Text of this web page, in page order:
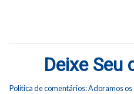
Deixe Seu
Política de comentários: Adoramos